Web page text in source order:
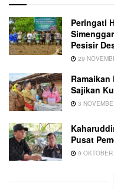
Peringati
Pesisir
29
Ramaikan
Sajikan
3
Pusat
9